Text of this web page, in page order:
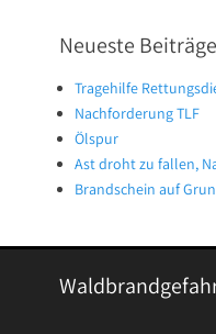
Neueste Beiträge
Tragehilfe
Nachforderung TLF
Ölspur
Ast droht zu fallen,
Brandschein auf